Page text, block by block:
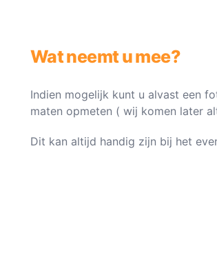
Wat neemt u mee?
Indien mogelijk kunt u alvast een
maten opmeten ( wij komen later
Dit kan altijd handig zijn bij het